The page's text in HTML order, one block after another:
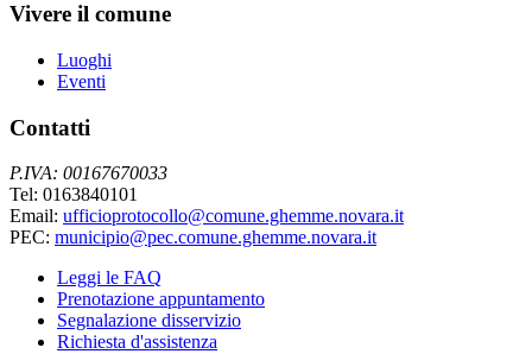
Vivere il comune
Luoghi
Eventi
Contatti
P.IVA: 00167670033
Tel: 0163840101
Email: ufficioprotocollo@comune.ghemme.novara.it
PEC: municipio@pec.comune.ghemme.novara.it
Leggi le FAQ
Prenotazione appuntamento
Segnalazione disservizio
Richiesta d'assistenza